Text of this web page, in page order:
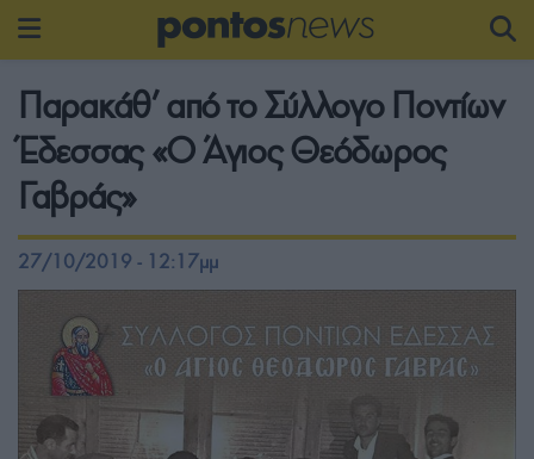
Παρακάθ’ από το Σύλλογο Ποντίων
Έδεσσας «Ο Άγιος Θεόδωρος
Γαβράς»
27/10/2019 - 12:17μμ